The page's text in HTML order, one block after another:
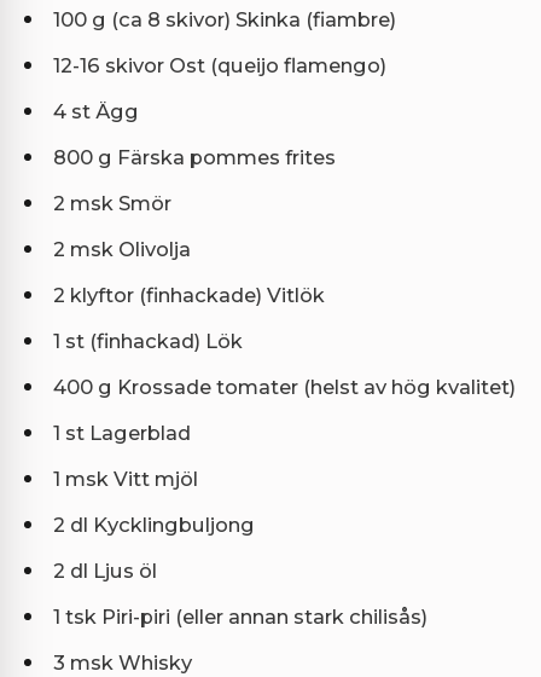
100 g (ca 8 skivor) Skinka (fiambre)
12-16 skivor Ost (queijo flamengo)
4 st Ägg
800 g Färska pommes frites
2 msk Smör
2 msk Olivolja
2 klyftor (finhackade) Vitlök
1 st (finhackad) Lök
400 g Krossade tomater (helst av hög kvalitet)
1 st Lagerblad
1 msk Vitt mjöl
2 dl Kycklingbuljong
2 dl Ljus öl
1 tsk Piri-piri (eller annan stark chilisås)
3 msk Whisky